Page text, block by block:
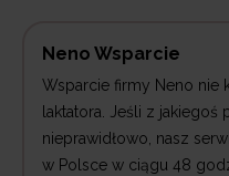
Neno Wsparcie
Wsparcie firmy Neno nie
laktatora. Jeśli z jakiegoś
nieprawidłowo, nasz
w Polsce w ciągu 48